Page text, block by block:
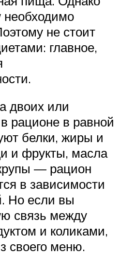
необходимо
не стоит
главное,
двоих или
рационе в равной
белки, жиры и
и фрукты, масла
— рацион
в зависимости
Но если вы
связь между
и коликами,
своего меню.